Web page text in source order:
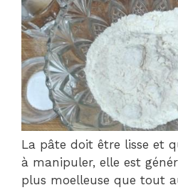
La pâte doit être lisse et
à manipuler, elle est
plus moelleuse que tout